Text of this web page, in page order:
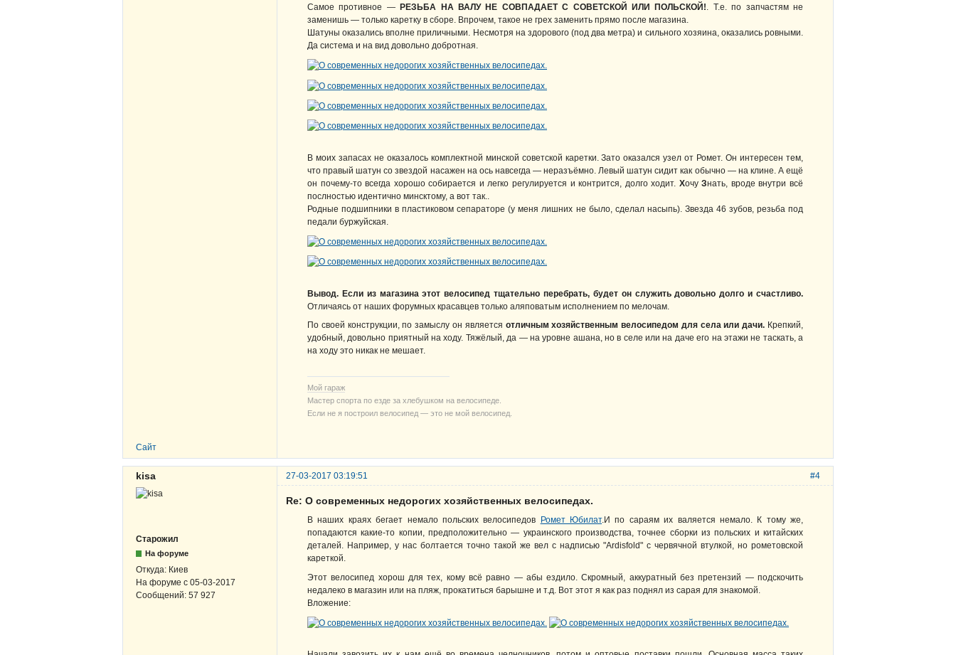
Самое противное —РЕЗЬБА НА ВАЛУ НЕ СОВПАДАЕТ С СОВЕТСКОЙ ИЛИ ПОЛЬСКОЙ!. Т.е. по запчастям не
заменишь — только каретку в сборе. Впрочем, такое не грех заменить прямо после магазина.
Шатуны оказались вполне приличными. Несмотря на здорового (под два метра) и сильного хозяина, оказались ровными.
Да система и на вид довольно добротная.
В моих запасах не оказалось комплектной минской советской каретки. Зато оказался узел от Ромет. Он интересен тем,
что правый шатун со звездой насажен на ось навсегда — неразъёмно. Левый шатун сидит как обычно — на клине. А ещё
он почему-то всегда хорошо собирается и легко регулируется и контрится, долго ходит. ХочуЗнать, вроде внутри всё
послностью идентично минсктому, а вот так..
Родные подшипники в пластиковом сепараторе (у меня лишних не было, сделал насыпь). Звезда 46 зубов, резьба под
педали буржуйская.
Вывод. Если из магазина этот велосипед тщательно перебрать, будет он служить довольно долго и счастливо.
Отличаясь от наших форумных красавцев только аляповатым исполнением по мелочам.
По своей конструкции, по замыслу он является отличным хозяйственным велосипедом для села или дачи. Крепкий,
удобный, довольно приятный на ходу. Тяжёлый, да — на уровне ашана, но в селе или на даче его на этажи не таскать, а
на ходу это никак не мешает.
Мой гараж
Мастер спорта по езде за хлебушком на велосипеде.
Если не я построил велосипед — это не мой велосипед.
Сайт
#4
kisa 27-03-2017 03:19:51
Старожил
На форуме
Откуда: Киев
На форуме с 05-03-2017
Сообщений: 57 927
Re: О современных недорогих хозяйственных велосипедах.
В наших краях бегает немало польских велосипедов Ромет Юбилат.И по сараям их валяется немало. К тому же,
попадаются какие-то копии, предположительно — украинского производства, точнее сборки из польских и китайских
деталей. Например, у нас болтается точно такой же вел с надписью "Ardisfold" с червячной втулкой, но рометовской
кареткой.
Этот велосипед хорош для тех, кому всё равно — абы ездило. Скромный, аккуратный без претензий — подскочить
недалеко в магазин или на пляж, прокатиться барышне и т.д. Вот этот я как раз поднял из сарая для знакомой.
Вложение: